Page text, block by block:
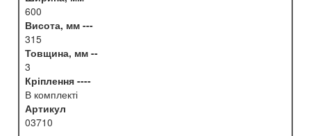
600
Висота, мм ---
315
Товщина, мм --
3
Кріплення ----
В комплекті
Артикул
03710